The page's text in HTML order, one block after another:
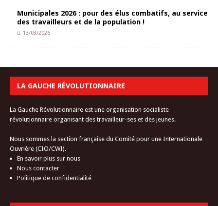
Municipales 2026 : pour des élus combatifs, au service
des travailleurs et de la population !
13/03/2026
LA GAUCHE RÉVOLUTIONNAIRE
La Gauche Révolutionnaire est une organisation socialiste
révolutionnaire organisant des travailleur-ses et des jeunes.
Nous sommes la section française du Comité pour une Internationale
Ouvrière (CIO/CWI).
En savoir plus sur nous
Nous contacter
Politique de confidentialité